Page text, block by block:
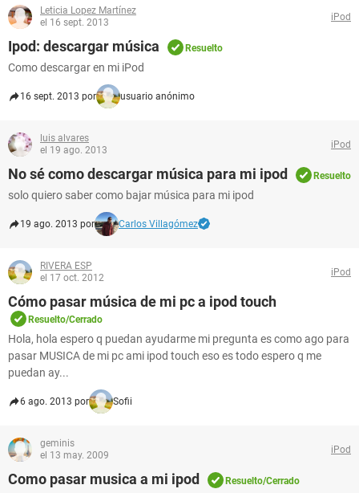
Leticia Lopez Martínez
el 16 sept. 2013
iPod
Ipod: descargar música Resuelto
Como descargar en mi iPod
16 sept. 2013 por usuario anónimo
luis alvares
el 19 ago. 2013
iPod
No sé como descargar música para mi ipod Resuelto
solo quiero saber como bajar música para mi ipod
19 ago. 2013 por Carlos Villagómez
RIVERA ESP
el 17 oct. 2012
iPod
Cómo pasar música de mi pc a ipod touch
Resuelto/Cerrado
Hola, hola espero q puedan ayudarme mi pregunta es como ago para
pasar MUSICA de mi pc ami ipod touch eso es todo espero q me
puedan ay...
6 ago. 2013 por Sofii
geminis
el 13 may. 2009
iPod
Como pasar musica a mi ipod Resuelto/Cerrado